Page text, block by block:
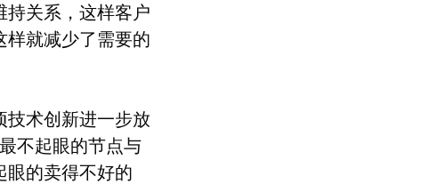
持关系，这样客户
样就减少了需要的
技术创新进一步放
不起眼的节点与
眼的卖得不好的